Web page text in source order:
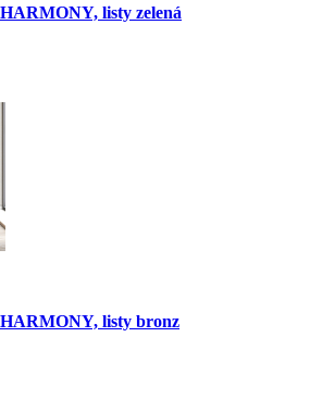
listy zelená
listy bronz